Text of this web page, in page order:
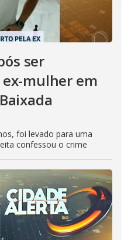
ser
mulher em
foi levado para uma
confessou o crime